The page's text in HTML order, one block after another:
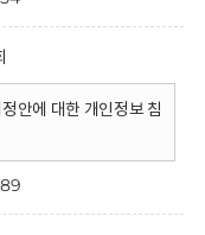
안에 대한 개인정보 침